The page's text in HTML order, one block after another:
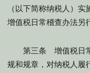
（以下简称纳税人）
增值税日常稽查办法另
第三条 增值税日常
规和规章，对纳税人履